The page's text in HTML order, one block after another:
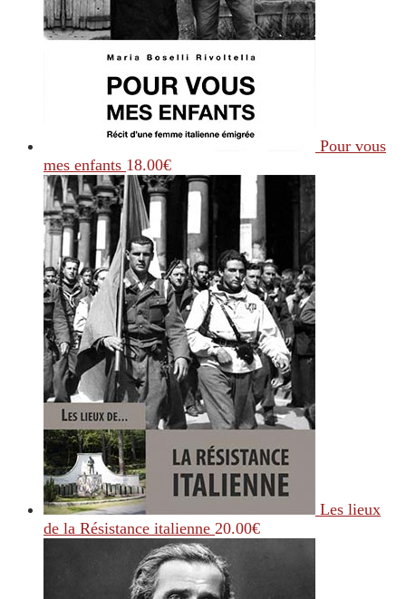
Pour vous
mes enfants 18.00€
Les lieux
de la Résistance italienne 20.00€